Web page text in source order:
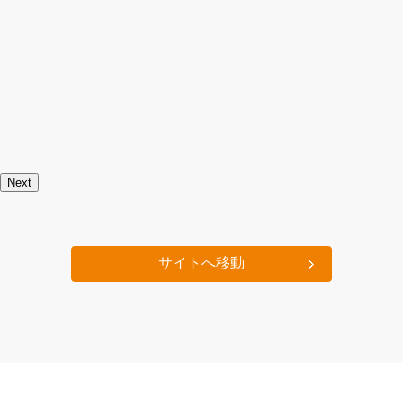
Next
サイトへ移動